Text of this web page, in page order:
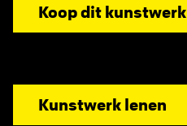
Koop dit kunstwerk
Kunstwerk lenen